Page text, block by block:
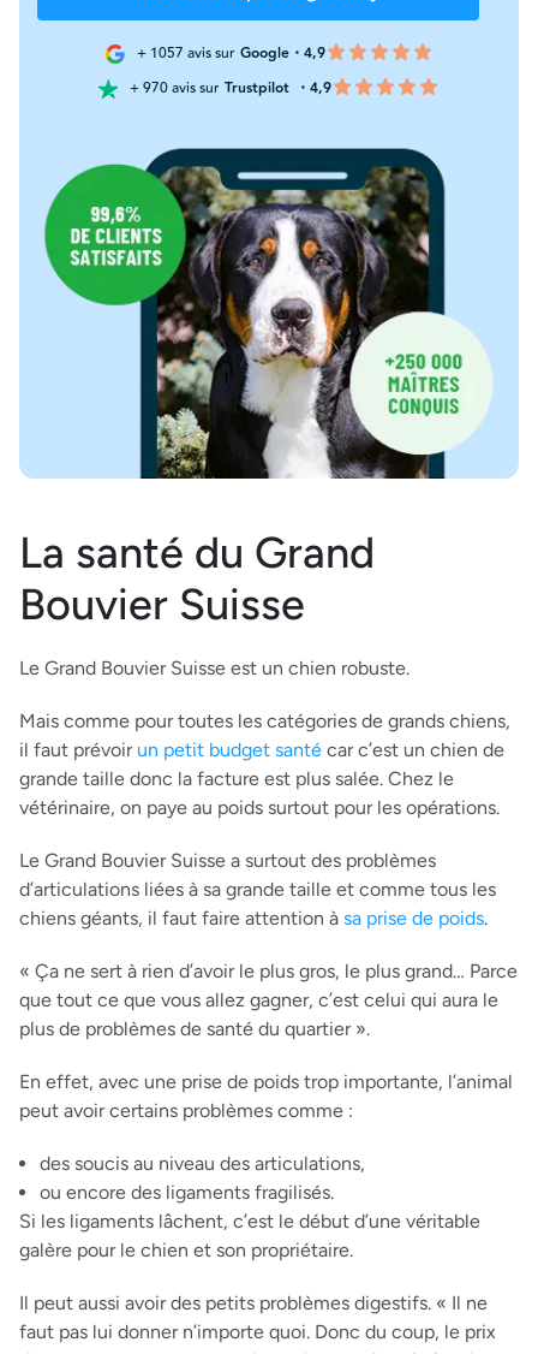
+ 1057 avis sur Google・4,9
+ 970 avis sur Trustpilot ・4,9
La santé du Grand
Bouvier Suisse
Le Grand Bouvier Suisse est un chien robuste.
Mais comme pour toutes les catégories de grands chiens,
il faut prévoir un petit budget santé car c’est un chien de
grande taille donc la facture est plus salée. Chez le
vétérinaire, on paye au poids surtout pour les opérations.
Le Grand Bouvier Suisse a surtout des problèmes
d’articulations liées à sa grande taille et comme tous les
chiens géants, il faut faire attention à sa prise de poids.
« Ça ne sert à rien d’avoir le plus gros, le plus grand… Parce
que tout ce que vous allez gagner, c’est celui qui aura le
plus de problèmes de santé du quartier ».
En effet, avec une prise de poids trop importante, l’animal
peut avoir certains problèmes comme :
des soucis au niveau des articulations,
ou encore des ligaments fragilisés.
Si les ligaments lâchent, c’est le début d’une véritable
galère pour le chien et son propriétaire.
Il peut aussi avoir des petits problèmes digestifs. « Il ne
faut pas lui donner n’importe quoi. Donc du coup, le prix